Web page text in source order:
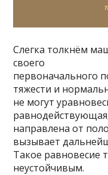
Слегка толкнём
своего
первоначального
тяжести и
не могут
направлена от
вызывает
Такое равновесие
неустойчивым.